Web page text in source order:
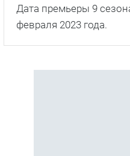
Дата премьеры 9
февраля 2023 года.